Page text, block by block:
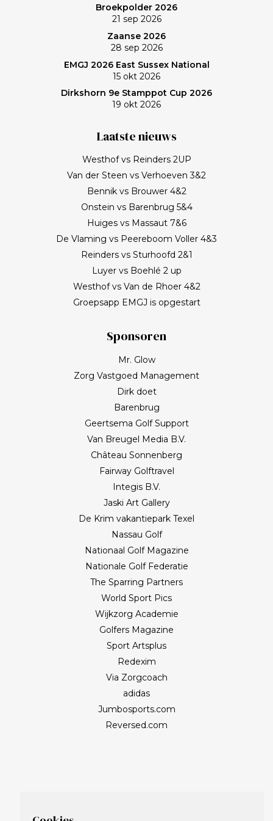
Broekpolder 2026
21 sep 2026
Zaanse 2026
28 sep 2026
EMGJ 2026 East Sussex National
15 okt 2026
Dirkshorn 9e Stamppot Cup 2026
19 okt 2026
Laatste nieuws
Westhof vs Reinders 2UP
Van der Steen vs Verhoeven 3&2
Bennik vs Brouwer 4&2
Onstein vs Barenbrug 5&4
Huiges vs Massaut 7&6
De Vlaming vs Peereboom Voller 4&3
Reinders vs Sturhoofd 2&1
Luyer vs Boehlé 2 up
Westhof vs Van de Rhoer 4&2
Groepsapp EMGJ is opgestart
Sponsoren
Mr. Glow
Zorg Vastgoed Management
Dirk doet
Barenbrug
Geertsema Golf Support
Van Breugel Media B.V.
Château Sonnenberg
Fairway Golftravel
Integis B.V.
Jaski Art Gallery
De Krim vakantiepark Texel
Nassau Golf
Nationaal Golf Magazine
Nationale Golf Federatie
The Sparring Partners
World Sport Pics
Wijkzorg Academie
Golfers Magazine
Sport Artsplus
Redexim
Via Zorgcoach
adidas
Jumbosports.com
Reversed.com